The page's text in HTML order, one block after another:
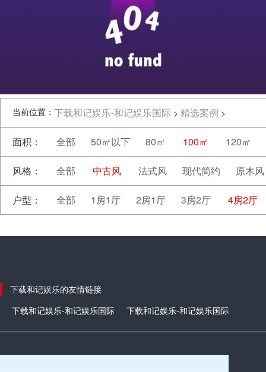
当前位置： 下载和记娱乐-和记娱乐国际 > 精选案例 >
面积： 全部 50㎡以下 80㎡ 100㎡ 120㎡
风格： 全部 中古风 法式风 现代简约 原木风
户型： 全部 1房1厅 2房1厅 3房2厅 4房2厅
下载和记娱乐的友情链接
下载和记娱乐-和记娱乐国际
下载和记娱乐-和记娱乐国际